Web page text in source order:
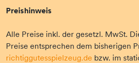
Preishinweis
Alle Preise inkl. der gesetzl. MwSt.
Preise entsprechen dem bisherigen
richtiggutesspielzeug.de bzw. im